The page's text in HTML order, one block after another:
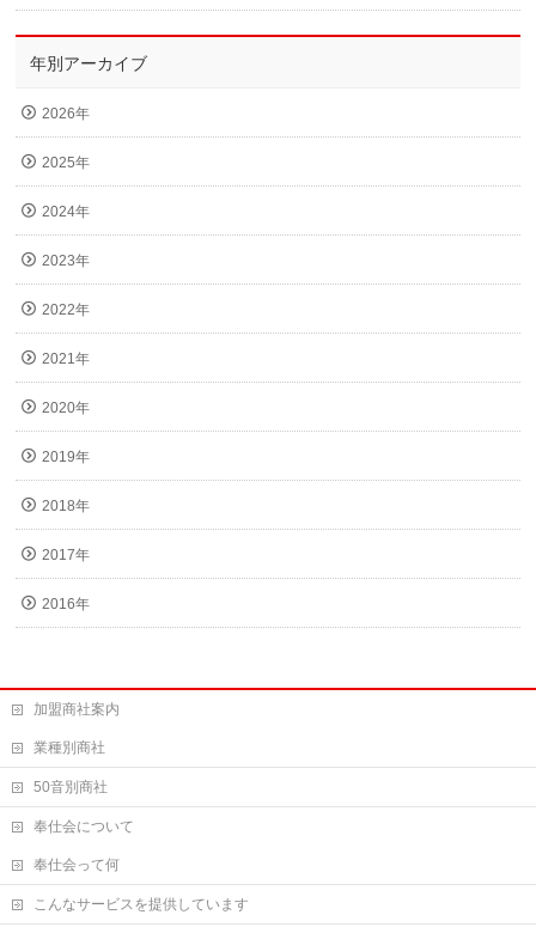
年別アーカイブ
2026年
2025年
2024年
2023年
2022年
2021年
2020年
2019年
2018年
2017年
2016年
加盟商社案内
業種別商社
50音別商社
奉仕会について
奉仕会って何
こんなサービスを提供しています